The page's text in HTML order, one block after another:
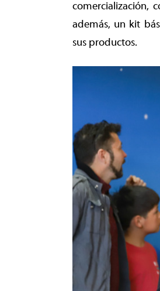
comercialización,
además, un kit
sus productos.